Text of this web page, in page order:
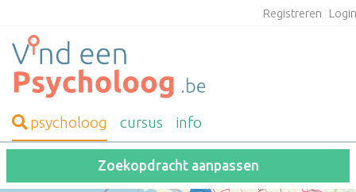
Registreren
psycholoog cursus info
Zoekopdracht aanpassen